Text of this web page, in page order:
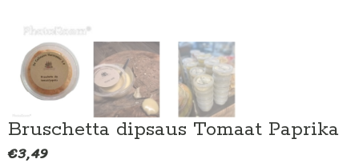
Bruschetta dipsaus Tomaat Paprika
€3,49